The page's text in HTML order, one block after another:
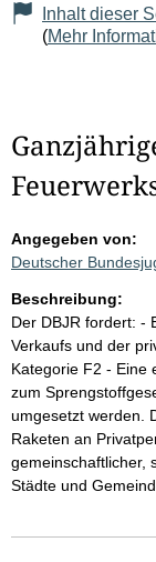
Inhalt dieser
(Mehr
Angegeben von:
Deutscher
Beschreibung:
Der DBJR fordert: -
Verkaufs und der
Kategorie F2 - Eine
zum
umgesetzt werden.
Raketen an
gemeinschaftlicher,
Städte und